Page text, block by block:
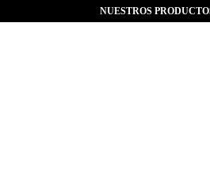
NUESTROS